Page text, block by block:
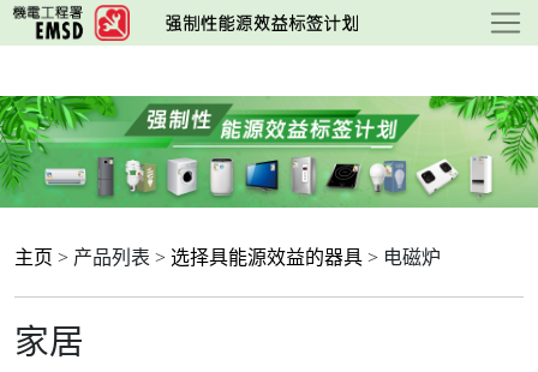
跳
至
要
内
容
主页 > 产品列表 > 选择具能源效益的器具 > 电磁炉
家居